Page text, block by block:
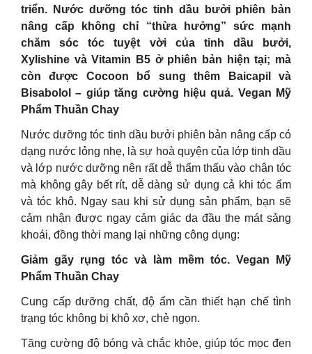
triển. Nước dưỡng tóc tinh dầu bưởi phiên bản
nâng cấp không chỉ “thừa hưởng” sức mạnh
chăm sóc tóc tuyệt vời của tinh dầu bưởi,
Xylishine và Vitamin B5 ở phiên bản hiện tại; mà
còn được Cocoon bổ sung thêm Baicapil và
Bisabolol – giúp tăng cường hiệu quả. Vegan Mỹ
Phẩm Thuần Chay
Nước dưỡng tóc tinh dầu bưởi phiên bản nâng cấp có
dạng nước lỏng nhẹ, là sự hoà quyện của lớp tinh dầu
và lớp nước dưỡng nên rất dễ thẩm thấu vào chân tóc
mà không gây bết rít, dễ dàng sử dụng cả khi tóc ẩm
và tóc khô. Ngay sau khi sử dụng sản phẩm, bạn sẽ
cảm nhận được ngay cảm giác da đầu the mát sảng
khoái, đồng thời mang lại những công dụng:
Giảm gãy rụng tóc và làm mềm tóc. Vegan Mỹ
Phẩm Thuần Chay
Cung cấp dưỡng chất, độ ẩm cần thiết hạn chế tình
trạng tóc không bị khô xơ, chẻ ngọn.
Tăng cường độ bóng và chắc khỏe, giúp tóc mọc đen